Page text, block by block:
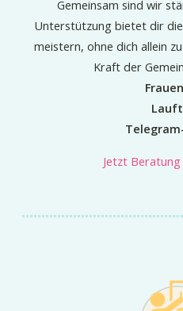
Gemeinsam sind wir
Unterstützung bietet dir
meistern, ohne dich allein
Kraft der
Jetzt